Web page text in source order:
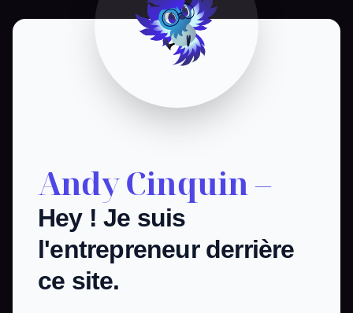
Andy Cinquin –
Hey ! Je suis
l'entrepreneur derrière
ce site.